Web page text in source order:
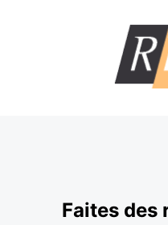
Faites des